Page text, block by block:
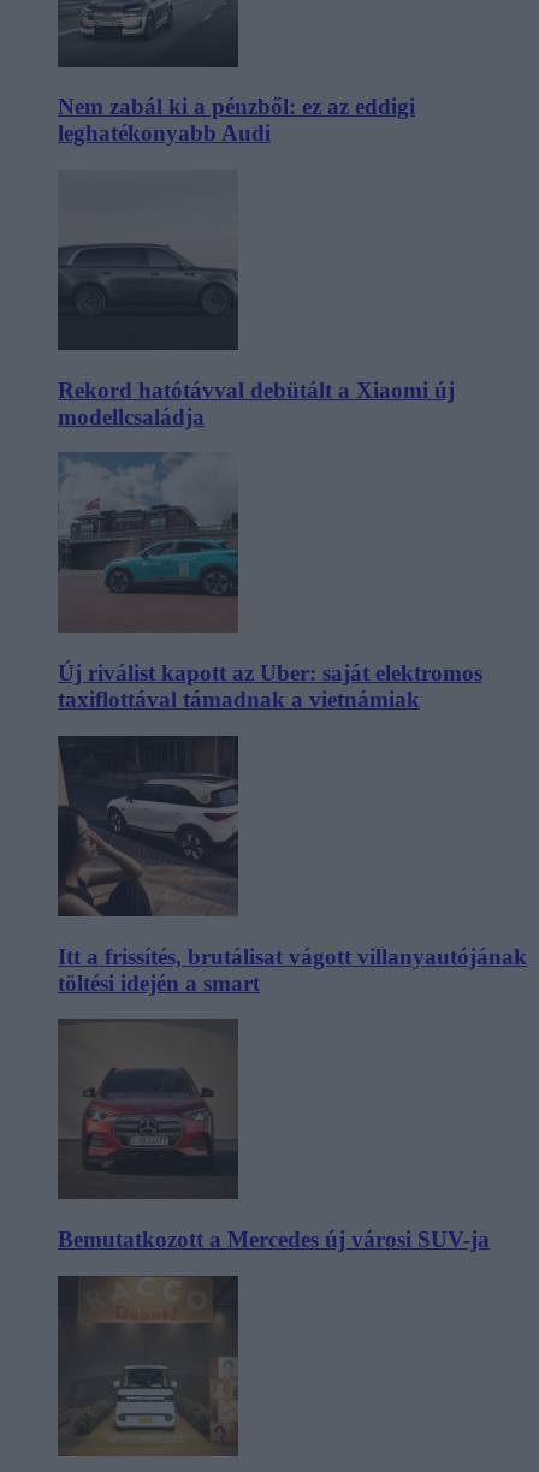
Nem zabál ki a pénzből: ez az eddigi
leghatékonyabb Audi
Rekord hatótávval debütált a Xiaomi új
modellcsaládja
Új riválist kapott az Uber: saját elektromos
taxiflottával támadnak a vietnámiak
Itt a frissítés, brutálisat vágott villanyautójának
töltési idején a smart
Bemutatkozott a Mercedes új városi SUV-ja